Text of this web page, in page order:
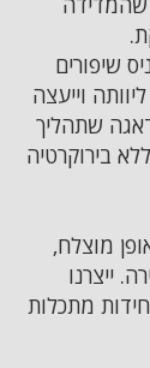
שיפורים
וייעצה
שתהליך
בירוקרטיה
מוצלח,
ייצרנו
מתכלות